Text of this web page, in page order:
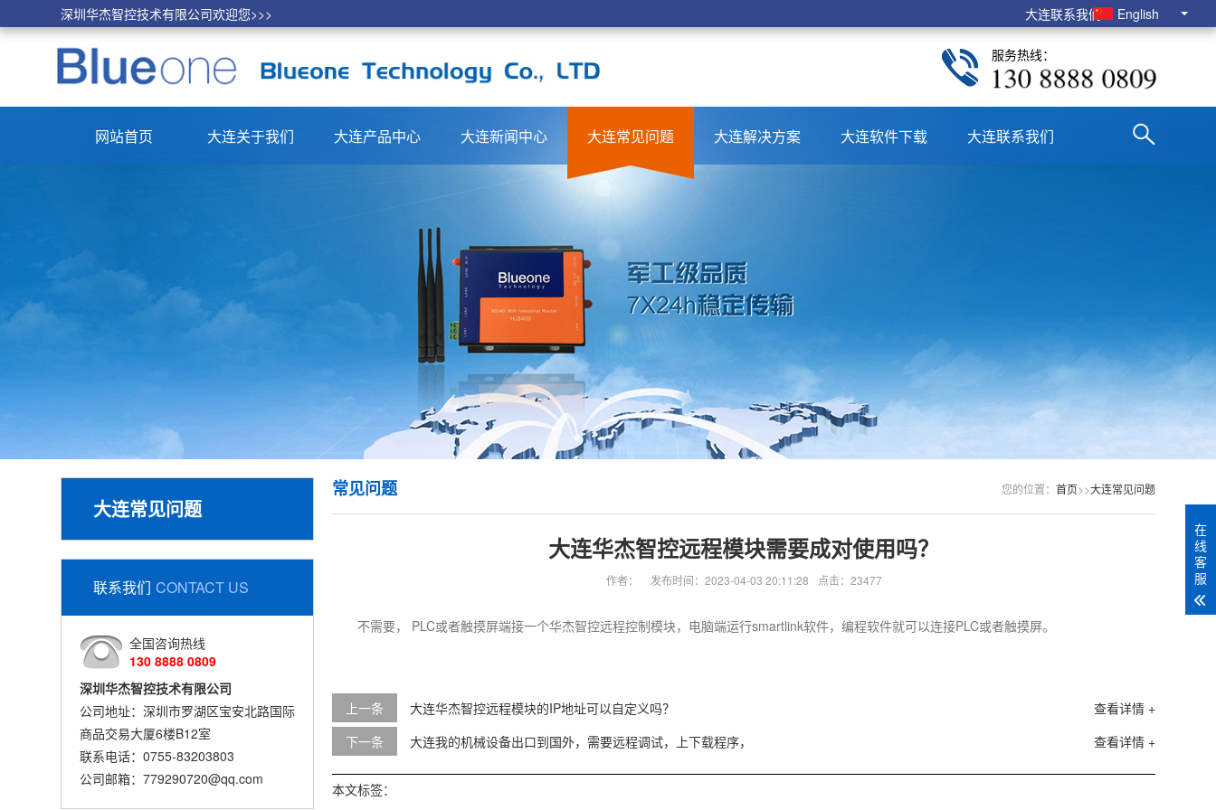
大连联系我们 English
深圳华杰智控技术有限公司欢迎您>>>
服务热线：
130 8888 0809
网站首页 大连关于我们 大连产品中心 大连新闻中心 大连常见问题 大连解决方案 大连软件下载 大连联系我们
大连常见问题
联系我们 CONTACT US
全国咨询热线
130 8888 0809
深圳华杰智控技术有限公司
公司地址：深圳市罗湖区宝安北路国际
商品交易大厦6楼B12室
联系电话：0755-83203803
公司邮箱：779290720@qq.com
您的位置： 首页>>大连常见问题
常见问题
大连华杰智控远程模块需要成对使用吗？
作者： 发布时间：2023-04-03 20:11:28 点击：23477
不需要， PLC或者触摸屏端接一个华杰智控远程控制模块，电脑端运行smartlink软件，编程软件就可以连接PLC或者触摸屏。
上一条 查看详情 +
大连华杰智控远程模块的IP地址可以自定义吗？
下一条
查看详情 +
大连我的机械设备出口到国外，需要远程调试，上下载程序，
本文标签：
在
线
客
服